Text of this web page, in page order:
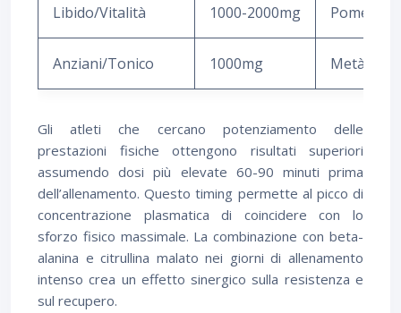
Libido/Vitalità 1000-2000mg
Anziani/Tonico 1000mg Metà
Gli atleti che cercano potenziamento delle
prestazioni fisiche ottengono risultati superiori
assumendo dosi più elevate 60-90 minuti prima
dell’allenamento. Questo timing permette al picco di
concentrazione plasmatica di coincidere con lo
sforzo fisico massimale. La combinazione con beta-
alanina e citrullina malato nei giorni di allenamento
intenso crea un effetto sinergico sulla resistenza e
sul recupero.